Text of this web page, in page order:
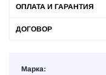
ОПЛАТА И ГАРАНТИЯ
ДОГОВОР
Марка: